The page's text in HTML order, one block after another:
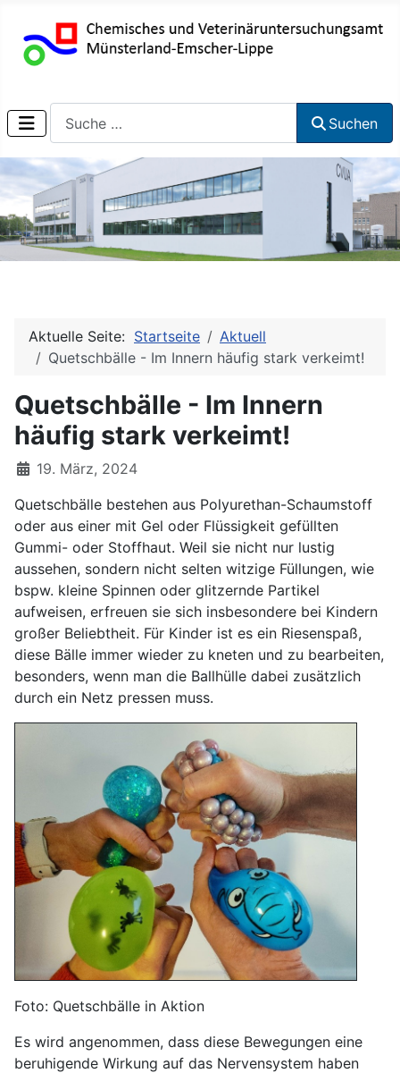
Suchen
Aktuelle Seite: Startseite
Aktuell
Quetschbälle - Im Innern häufig stark verkeimt!
Quetschbälle - Im Innern
häufig stark verkeimt!
19. März, 2024
Quetschbälle bestehen aus Polyurethan-Schaumstoff
oder aus einer mit Gel oder Flüssigkeit gefüllten
Gummi- oder Stoffhaut. Weil sie nicht nur lustig
aussehen, sondern nicht selten witzige Füllungen, wie
bspw. kleine Spinnen oder glitzernde Partikel
aufweisen, erfreuen sie sich insbesondere bei Kindern
großer Beliebtheit. Für Kinder ist es ein Riesenspaß,
diese Bälle immer wieder zu kneten und zu bearbeiten,
besonders, wenn man die Ballhülle dabei zusätzlich
durch ein Netz pressen muss.
Foto: Quetschbälle in Aktion
Es wird angenommen, dass diese Bewegungen eine
beruhigende Wirkung auf das Nervensystem haben